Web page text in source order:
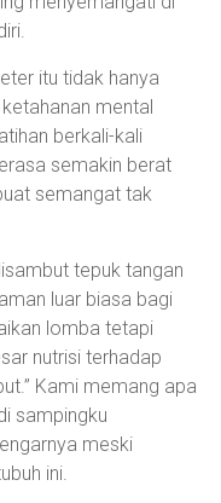
itu tidak hanya
mental
berkali-kali
semakin berat
semangat tak
tepuk tangan
luar biasa bagi
lomba tetapi
nutrisi terhadap
Kami memang apa
sampingku
meski
ini.